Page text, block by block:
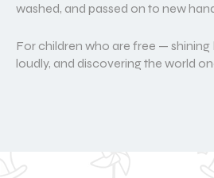
washed, and passed on to new
For children who are free — shining
loudly, and discovering the world